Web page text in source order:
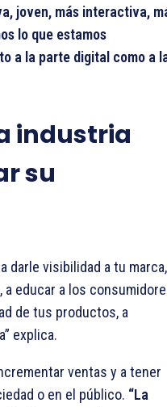
joven, más interactiva,
lo que estamos
a la parte digital como a
industria
su
darle visibilidad a tu marca,
, a educar a los
de tus productos, a
explica.
ventas y a tener
o en el público. “La